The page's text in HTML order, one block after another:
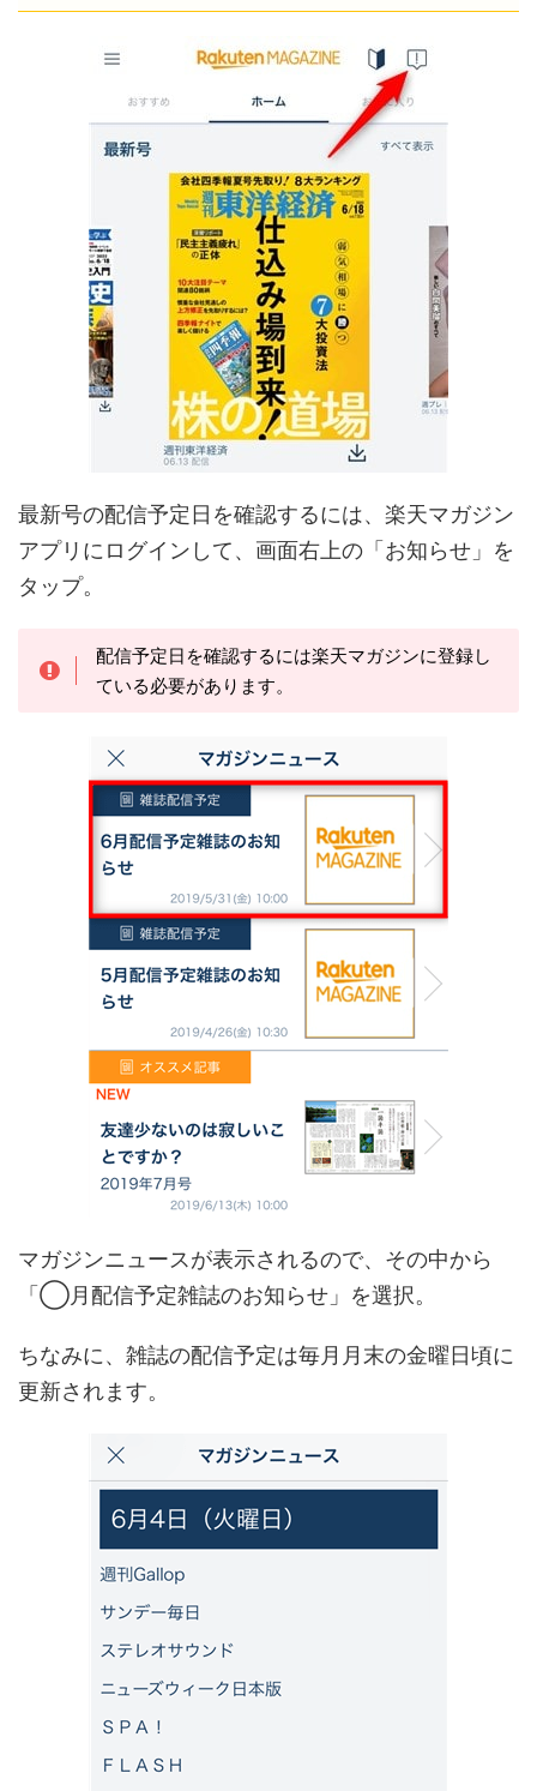
最新号の配信予定日を確認するには、楽天マガジン
アプリにログインして、画面右上の「お知らせ」を
タップ。
配信予定日を確認するには楽天マガジンに登録し
ている必要があります。
マガジンニュースが表示されるので、その中から
「◯月配信予定雑誌のお知らせ」を選択。
ちなみに、雑誌の配信予定は毎月月末の金曜日頃に
更新されます。